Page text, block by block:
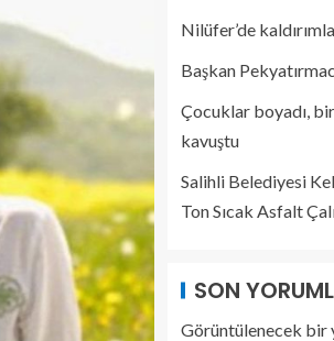
Nilüfer’de
Başkan
Çocuklar boyadı,
kavuştu
Salihli Belediyesi
Ton Sıcak Asfalt
SON
Görüntülenecek bir